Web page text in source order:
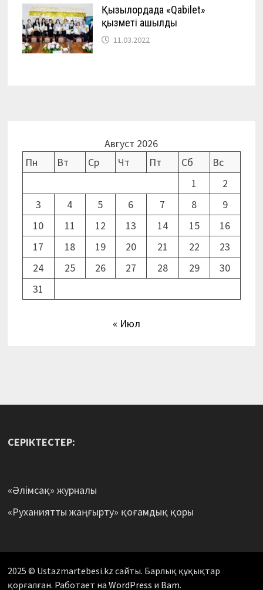
Қызылордада «Qabilet»
қызметі ашылды
11.03.2022
Август 2026
Пн
Вт Ср Чт Пт Сб
Вс
1
2
3
4 5 6 7 8
9
10
11 12 13 14 15
16
17
18 19 20 21 22
23
24
25 26 27 28 29
30
31
« Июл
СЕРІКТЕСТЕР:
«Әлімсақ» журналы
«Руханиятты жаңғырту» қоғамдық қоры
2025 © Ustazmartebesi.kz сайты. Барлық құқықтар
қорғалған. Работает на WordPress и Bam.